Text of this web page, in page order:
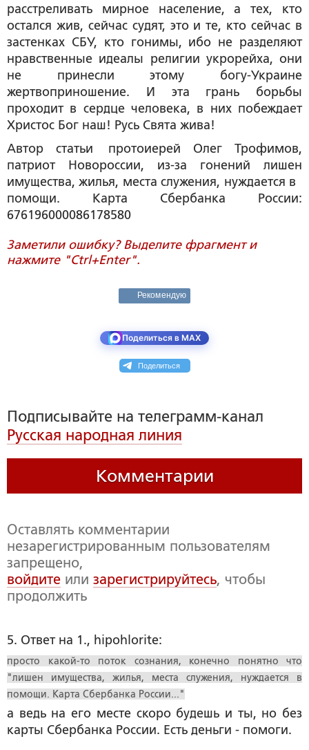
расстреливать мирное население, а тех, кто
остался жив, сейчас судят, это и те, кто сейчас в
застенках СБУ, кто гонимы, ибо не разделяют
нравственные идеалы религии укрорейха, они
не принесли этому богу-Украине
жертвоприношение. И эта грань борьбы
проходит в сердце человека, в них побеждает
Христос Бог наш! Русь Свята жива!
Автор статьи
протоиерей Олег Трофимов,
патриот Новороссии, из-за гонений лишен
имущества, жилья, места служения, нуждается в
помощи. Карта Сбербанка России:
676196000086178580
Заметили ошибку? Выделите фрагмент и
нажмите "Ctrl+Enter".
Рекомендую
Поделиться в MAX
Поделиться
Подписывайте на телеграмм-канал
Русская народная линия
Комментарии
Оставлять комментарии
незарегистрированным пользователям
запрещено,
войдите или зарегистрируйтесь, чтобы
продолжить
5. Ответ на 1., hipohlorite:
просто какой-то поток сознания, конечно понятно что
"лишен имущества, жилья, места служения, нуждается в
помощи. Карта Сбербанка России..."
а ведь на его месте скоро будешь и ты, но без
карты Сбербанка России. Есть деньги - помоги.